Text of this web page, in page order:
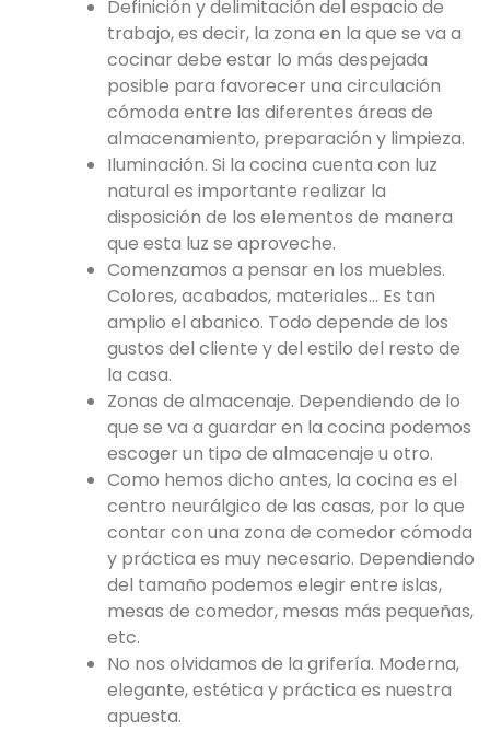
Definición y delimitación del espacio de
trabajo, es decir, la zona en la que se va a
cocinar debe estar lo más despejada
posible para favorecer una circulación
cómoda entre las diferentes áreas de
almacenamiento, preparación y limpieza.
Iluminación. Si la cocina cuenta con luz
natural es importante realizar la
disposición de los elementos de manera
que esta luz se aproveche.
Comenzamos a pensar en los muebles.
Colores, acabados, materiales… Es tan
amplio el abanico. Todo depende de los
gustos del cliente y del estilo del resto de
la casa.
Zonas de almacenaje. Dependiendo de lo
que se va a guardar en la cocina podemos
escoger un tipo de almacenaje u otro.
Como hemos dicho antes, la cocina es el
centro neurálgico de las casas, por lo que
contar con una zona de comedor cómoda
y práctica es muy necesario. Dependiendo
del tamaño podemos elegir entre islas,
mesas de comedor, mesas más pequeñas,
etc.
No nos olvidamos de la grifería. Moderna,
elegante, estética y práctica es nuestra
apuesta.